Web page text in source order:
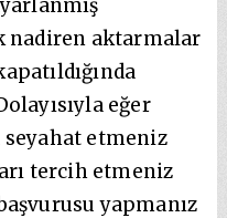
nadiren aktarmalar
eğer
seyahat etmeniz
tercih etmeniz
yapmanız